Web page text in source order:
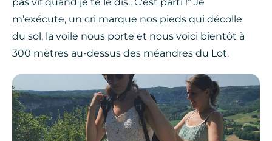
m’exécute, un cri marque nos pieds qui décolle
du sol, la voile nous porte et nous voici bientôt à
300 mètres au-dessus des méandres du Lot.